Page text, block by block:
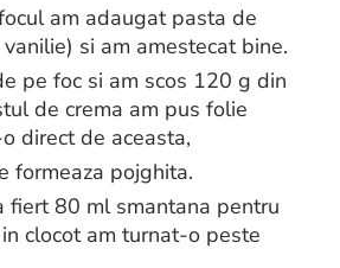
am adaugat pasta de
si am amestecat bine.
pe foc si am scos 120 g din
de crema am pus folie
direct de aceasta,
formeaza pojghita.
fiert 80 ml smantana pentru
clocot am turnat-o peste